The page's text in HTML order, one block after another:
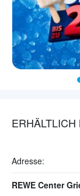
ERHÄLTLICH
Adresse: